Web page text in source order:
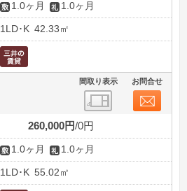
1.0ヶ月 1.0ヶ月
1LD･K 42.33㎡
間取り表示 お問合せ
260,000円 0円
1.0ヶ月 1.0ヶ月
1LD･K 55.02㎡